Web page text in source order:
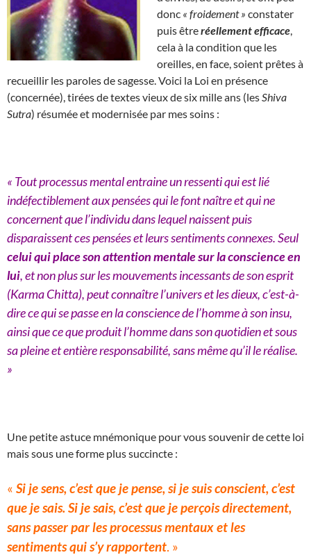
donc « froidement » constater
puis êtreréellement efficace
cela à la condition que les
oreilles, en face, soient prêtes à
recueillir les paroles de sagesse. Voici la Loi en présence
(concernée), tirées de textes vieux de six mille ans (les Shiva
Sutra) résumée et modernisée par mes soins :
« Tout processus mental entraine un ressenti qui est lié
indéfectiblement aux pensées qui le font naître et qui ne
concernent que l’individu dans lequel naissent puis
disparaissent ces pensées et leurs sentiments connexes. Seul
celui qui place son attention mentale sur la conscience en
lui, et non plus sur les mouvements incessants de son esprit
(Karma Chitta), peut connaître l’univers et les dieux, c’est-à-
dire ce qui se passe en la conscience de l’homme à son insu,
ainsi que ce que produit l’homme dans son quotidien et sous
sa pleine et entière responsabilité, sans même qu’il le réalise.
»
Une petite astuce mnémonique pour vous souvenir de cette loi
mais sous une forme plus succincte :
« Si je sens, c’est que je pense, si je suis conscient, c’est
que je sais. Si je sais, c’est que je perçois directement,
sans passer par les processus mentaux et les
sentiments qui s’y rapportent. »